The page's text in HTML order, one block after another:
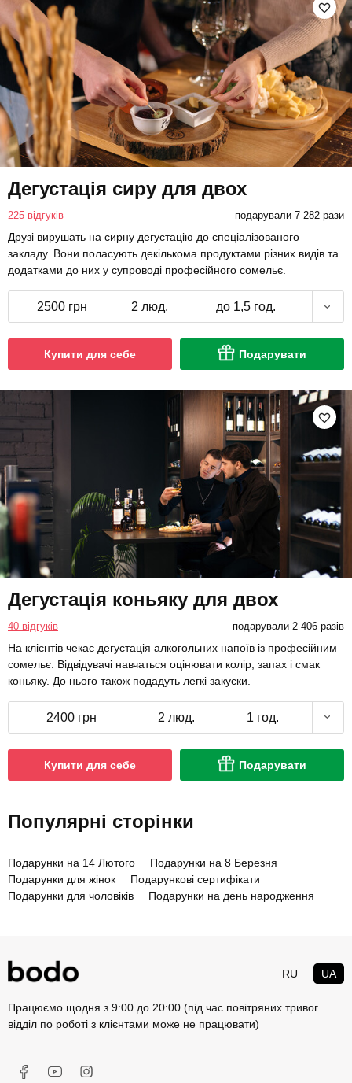
Дегустація сиру для двох
225 відгуків подарували 7 282 рази
Друзі вирушать на сирну дегустацію до спеціалізованого
закладу. Вони поласують декількома продуктами різних видів та
додатками до них у супроводі професійного сомельє.
2500 грн 2 люд. до 1,5 год.
Купити для себе Подарувати
Дегустація коньяку для двох
40 відгуків подарували 2 406 разів
На клієнтів чекає дегустація алкогольних напоїв із професійним
сомельє. Відвідувачі навчаться оцінювати колір, запах і смак
коньяку. До нього також подадуть легкі закуски.
2400 грн 2 люд. 1 год.
Купити для себе Подарувати
Популярні сторінки
Подарунки на 14 Лютого
Подарунки на 8 Березня
Подарунки для жінок
Подарункові сертифікати
Подарунки для чоловіків
Подарунки на день народження
RU UA
Працюємо щодня з 9:00 до 20:00 (під час повітряних тривог
відділ по роботі з клієнтами може не працювати)